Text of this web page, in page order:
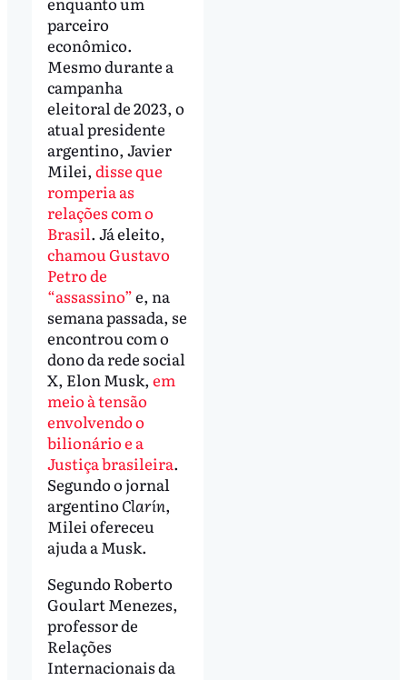
parceiro
econômico.
Mesmo durante a
campanha
eleitoral de 2023, o
atual presidente
argentino, Javier
Milei, disse que
romperia as
relações com o
Brasil. Já eleito,
chamou Gustavo
Petro de
“assassino”e, na
semana passada, se
encontrou com o
dono da rede social
X, Elon Musk, em
meio à tensão
envolvendo o
bilionário e a
Justiça brasileira.
Segundo o jornal
argentino Clarín,
Milei ofereceu
ajuda a Musk.
Segundo Roberto
Goulart Menezes,
professor de
Relações
Internacionais da